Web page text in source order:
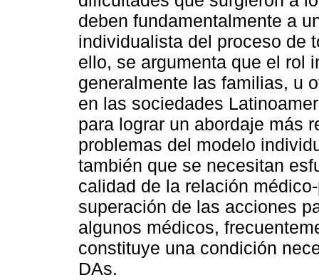
deben fundamentalmente a
individualista del proceso de
ello, se argumenta que el rol
generalmente las familias, u
en las sociedades
para lograr un abordaje más
problemas del modelo
también que se necesitan
calidad de la relación
superación de las acciones
algunos médicos,
constituye una condición
DAs.